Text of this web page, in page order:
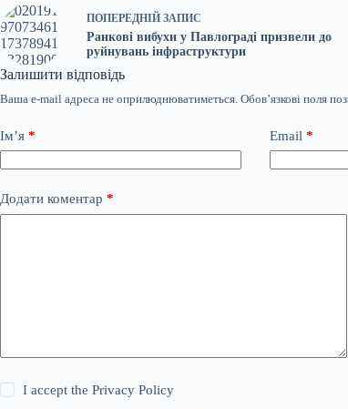
ПОПЕРЕДНІЙ ЗАПИС
Ранкові вибухи у Павлограді призвели до
руйнувань інфраструктури
Залишити відповідь
Ваша e-mail адреса не оприлюднюватиметься. Обов’язкові поля
Ім’я * Email *
Додати коментар *
I accept thePrivacy Policy